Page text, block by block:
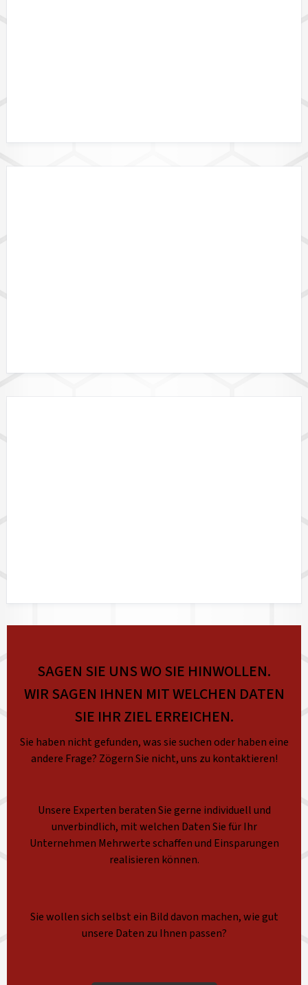
SAGEN SIE UNS WO SIE HINWOLLEN.
WIR SAGEN IHNEN MIT WELCHEN DATEN
SIE IHR ZIEL ERREICHEN.
Sie haben nicht gefunden, was sie suchen oder haben eine
andere Frage? Zögern Sie nicht, uns zu kontaktieren!
Unsere Experten beraten Sie gerne individuell und
unverbindlich, mit welchen Daten Sie für Ihr
Unternehmen Mehrwerte schaffen und Einsparungen
realisieren können.
Sie wollen sich selbst ein Bild davon machen, wie gut
unsere Daten zu Ihnen passen?